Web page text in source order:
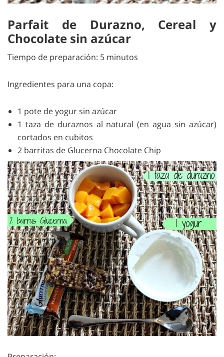
Parfait de Durazno, Cereal y
Chocolate sin azúcar
Tiempo de preparación: 5 minutos
Ingredientes para una copa:
1 pote de yogur sin azúcar
1 taza de duraznos al natural (en agua sin azúcar)
cortados en cubitos
2 barritas de Glucerna Chocolate Chip